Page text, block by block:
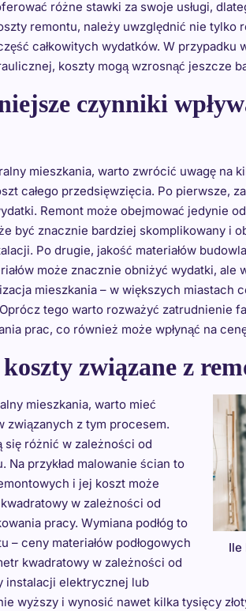
różne stawki za swoje usługi,
remontu, należy uwzględnić nie tylko
całkowitych wydatków. W przypadku
koszty mogą wzrosnąć jeszcze
czynniki
mieszkania, warto zwrócić uwagę na
całego przedsięwzięcia. Po pierwsze,
Remont może obejmować jedynie
być znacznie bardziej skomplikowany i
Po drugie, jakość materiałów
może znacznie obniżyć wydatki, ale
mieszkania – w większych miastach
tego warto rozważyć zatrudnienie
prac, co również może wpłynąć na
związane z
Ile
mieszkania, warto mieć
związanych z tym procesem.
się różnić w zależności od
przykład malowanie ścian to
i jej koszt może
w zależności od
pracy. Wymiana podłóg to
ceny materiałów podłogowych
kwadratowy w zależności od
instalacji elektrycznej lub
wyższy i wynosić nawet kilka tysięcy